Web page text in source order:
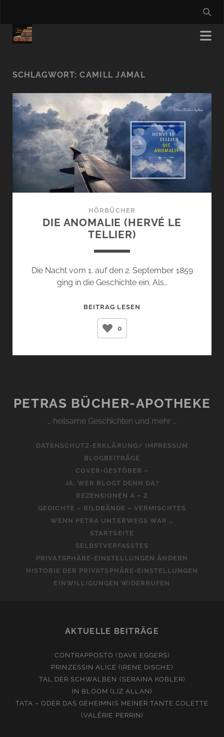
SCHLAGWORT:CAMILL JAMAL
HÖRBÜCHER
DIE ANOMALIE (HERVÉ LE
TELLIER)
Die Nacht vom 1. auf den 2. September 1859
ging in die Geschichte ein. Als…
BEITRAG LESEN
TELLIER)
0
PETRAS BÜCHER-APOTHEKE
… heilsame Geschichten und mehr …
DATENSCHUTZ-ERKLÄRUNG/ IMPRESSUM
BLOGBEITRÄGE
COVER-GESTÖBER –
JA, WER BLOGT DENN DA?
REZENSIONEN A – Z
GEDICHTE – BILDBÄNDE – VERMISCHTES
WENN PETRA UNTERWEGS WAR …
STARTSEITE
SELBSTVERFASSTES
PRIVATSPHÄRE-EINSTELLUNGEN ÄNDERN
HISTORIE DER PRIVATSPHÄRE-EINSTELLUNGEN
EINWILLIGUNGEN WIDERRUFEN
AKTUELLE BEITRÄGE
CONTRAPPOSTO (DAVE EGGERS)
PRINZESSIN ALICE (IRENE DISCHE)
TAL DER SCHWALBEN (SERAINA KOBLER)
IN BLOOM (LIZ ALLAN)
TATA – ODER DAS GEHEIMNIS MEINER TANTE COLETTE
(VALÉRIE PERRIN)